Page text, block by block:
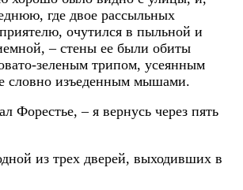
где двое рассыльных
очутился в пыльной и
– стены ее были обиты
зеленым трипом, усеянным
словно изъеденным мышами.
Форестье, – я вернусь через пять
из трех дверей, выходивших в